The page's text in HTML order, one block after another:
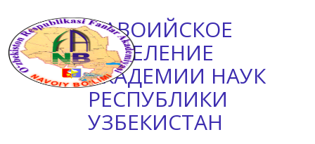
НАВОИЙСКОЕ
ОТДЕЛЕНИЕ
АКАДЕМИИ НАУК
РЕСПУБЛИКИ
УЗБЕКИСТАН